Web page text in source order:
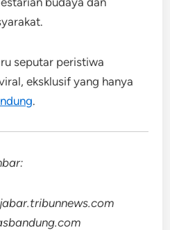
seputar peristiwa
eksklusif yang hanya
.